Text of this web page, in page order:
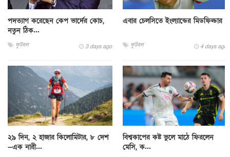
পদত্যাগ করেছেন কেপ ভার্দের কোচ,
নতুন ঠিক...
ফুটবল 3 days ago
এবার চেলসিতে ইংল্যান্ডের মিডফিল্ডার
ফুটবল 4 days ago
২৯ দিন, ২ হাজার কিলোমিটার, ৮ দেশ
—এক নারী...
বিশ্বকাপের কষ্ট ভুলে মাঠে ফিরলেন
মেসি, ক...